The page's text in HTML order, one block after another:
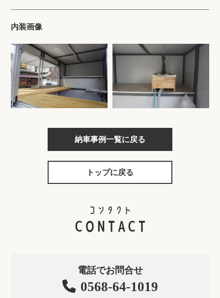
内装画像
納車事例一覧に戻る
トップに戻る
コンタクト
CONTACT
電話でお問合せ
0568-64-1019